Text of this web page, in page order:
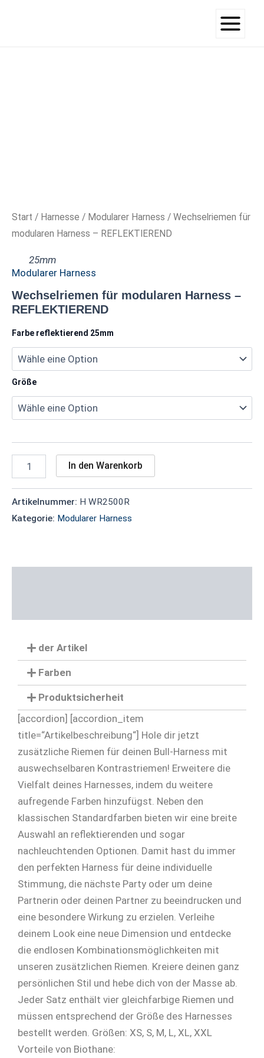
Main
Start / Harnesse / Modularer Harness / Wechselriemen für
modularen Harness – REFLEKTIEREND
25mm
Modularer Harness
Wechselriemen für modularen Harness –
REFLEKTIEREND
Farbe reflektierend 25mm
Größe
In den Warenkorb
Artikelnummer: H WR2500R
Kategorie: Modularer Harness
der Artikel
Farben
Produktsicherheit
[accordion] [accordion_item
title=“Artikelbeschreibung“] Hole dir jetzt
zusätzliche Riemen für deinen Bull-Harness mit
auswechselbaren Kontrastriemen! Erweitere die
Vielfalt deines Harnesses, indem du weitere
aufregende Farben hinzufügst. Neben den
klassischen Standardfarben bieten wir eine breite
Auswahl an reflektierenden und sogar
nachleuchtenden Optionen. Damit hast du immer
den perfekten Harness für deine individuelle
Stimmung, die nächste Party oder um deine
Partnerin oder deinen Partner zu beeindrucken und
eine besondere Wirkung zu erzielen. Verleihe
deinem Look eine neue Dimension und entdecke
die endlosen Kombinationsmöglichkeiten mit
unseren zusätzlichen Riemen. Kreiere deinen ganz
persönlichen Stil und hebe dich von der Masse ab.
Jeder Satz enthält vier gleichfarbige Riemen und
müssen entsprechend der Größe des Harnesses
bestellt werden. Größen: XS, S, M, L, XL, XXL
Vorteile von Biothane: